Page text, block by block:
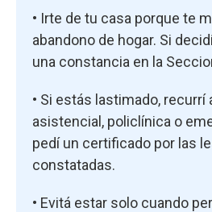
• Irte de tu casa porque te
abandono de hogar. Si
una constancia en la
• Si estás lastimado,
asistencial, policlínica o
pedí un certificado por las
constatadas.
• Evitá estar solo cuando